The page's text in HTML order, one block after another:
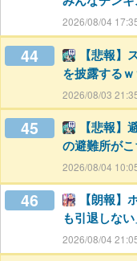
2026/08/04
44
【悲報
を披露する
2026/08/03
45
【悲報】
の避難所が
2026/08/04
46
【朗報
も引退しない
2026/08/04